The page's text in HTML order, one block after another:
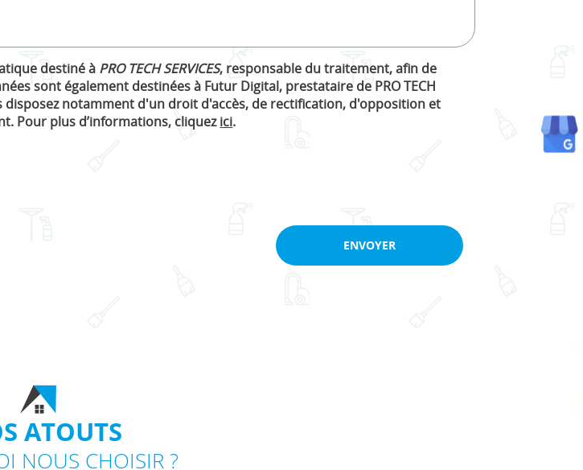
destiné à PRO TECH SERVICES, responsable du traitement, afin de
sont également destinées à Futur Digital, prestataire de PRO TECH
disposez notamment d'un droit d'accès, de rectification, d'opposition et
Pour plus d’informations, cliquezici.
ATOUTS
NOUS CHOISIR ?